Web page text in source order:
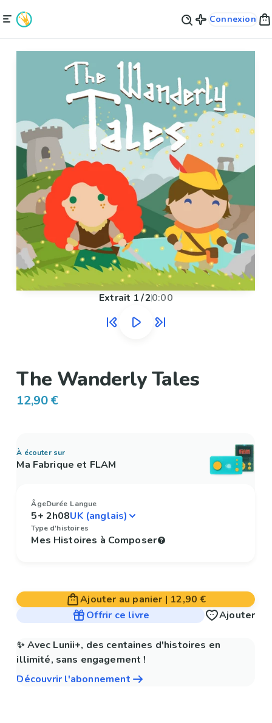
Connexion
Extrait 1/20:00
The Wanderly Tales
12,90 €
À écouter sur
Ma Fabrique et FLAM
Âge
5+
Durée
2h08
Langue
Type d'histoires
Mes Histoires à Composer
Ajouter au panier | 12,90 €
Offrir ce livre
Ajouter
✨ Avec Lunii+, des centaines d'histoires en
illimité, sans engagement !
Découvrir l'abonnement